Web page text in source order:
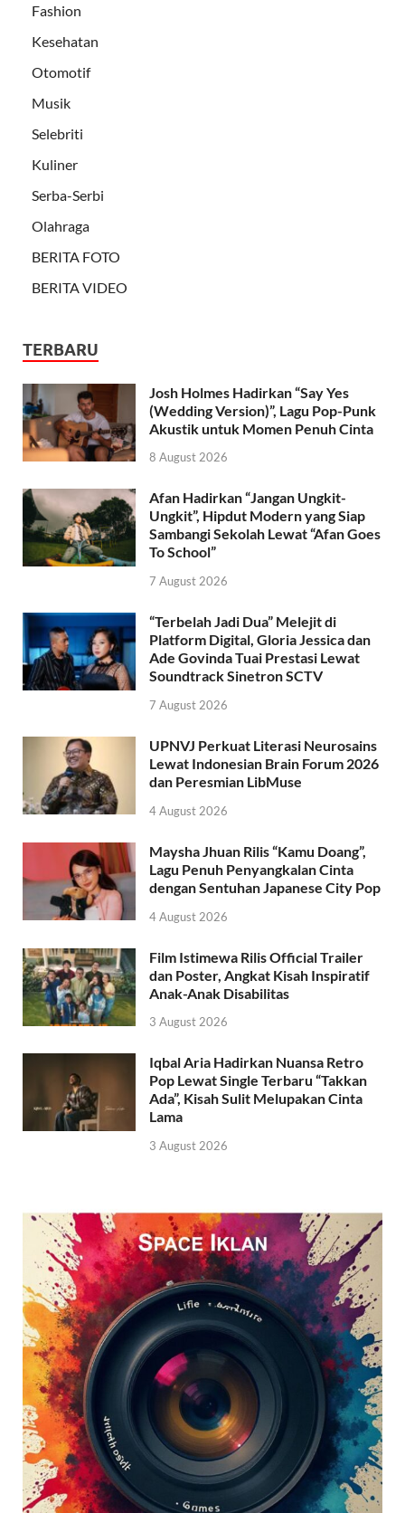
Fashion
Kesehatan
Otomotif
Musik
Selebriti
Kuliner
Serba-Serbi
Olahraga
BERITA FOTO
BERITA VIDEO
TERBARU
Josh Holmes Hadirkan “Say Yes
(Wedding Version)”, Lagu Pop-Punk
Akustik untuk Momen Penuh Cinta
8 August 2026
Afan Hadirkan “Jangan Ungkit-
Ungkit”, Hipdut Modern yang Siap
Sambangi Sekolah Lewat “Afan Goes
To School”
7 August 2026
“Terbelah Jadi Dua” Melejit di
Platform Digital, Gloria Jessica dan
Ade Govinda Tuai Prestasi Lewat
Soundtrack Sinetron SCTV
7 August 2026
UPNVJ Perkuat Literasi Neurosains
Lewat Indonesian Brain Forum 2026
dan Peresmian LibMuse
4 August 2026
Maysha Jhuan Rilis “Kamu Doang”,
Lagu Penuh Penyangkalan Cinta
dengan Sentuhan Japanese City Pop
4 August 2026
Film Istimewa Rilis Official Trailer
dan Poster, Angkat Kisah Inspiratif
Anak-Anak Disabilitas
3 August 2026
Iqbal Aria Hadirkan Nuansa Retro
Pop Lewat Single Terbaru “Takkan
Ada”, Kisah Sulit Melupakan Cinta
Lama
3 August 2026